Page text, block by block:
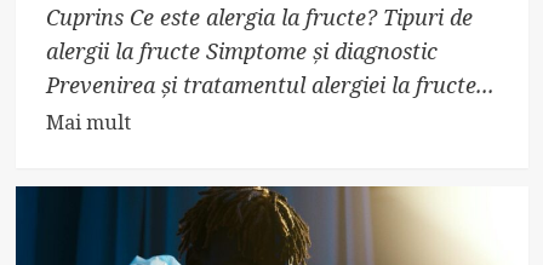
Cuprins Ce este alergia la fructe? Tipuri de
alergii la fructe Simptome și diagnostic
Prevenirea și tratamentul alergiei la fructe...
Mai multRead
about
Alergia